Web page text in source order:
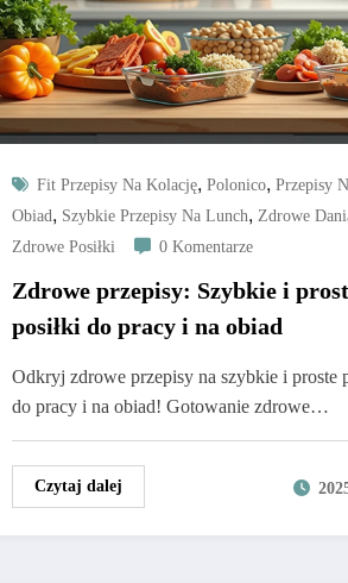
Fit Przepisy Na Kolację, Polonico, Przepisy
Obiad, Szybkie Przepisy Na Lunch, Zdrowe
Zdrowe Posiłki 0 Komentarze
Zdrowe przepisy: Szybkie i
posiłki do pracy i na obiad
Odkryj zdrowe przepisy na szybkie i proste
do pracy i na obiad! Gotowanie zdrowe…
Czytaj dalej